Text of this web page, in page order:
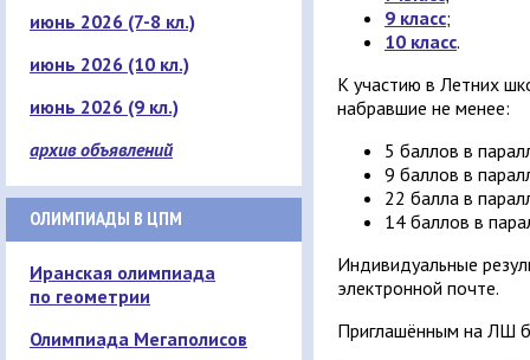
июнь 2026 (7-8 кл.)
июнь 2026 (10 кл.)
июнь 2026 (9 кл.)
архив объявлений
ОЛИМПИАДЫ В ЦПМ
Иранская олимпиада
по геометрии
Олимпиада Мегаполисов
9 класс;
10 класс.
К участию в Летних
набравшие не менее:
5 баллов в
9 баллов в
22 балла в
14 баллов в
Индивидуальные
электронной почте.
Приглашённым на ЛШ